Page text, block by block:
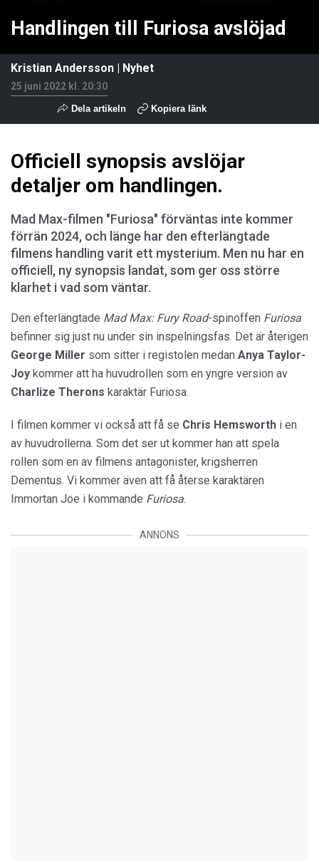
Handlingen till Furiosa avslöjad
Kristian Andersson | Nyhet
25 juni 2022 kl. 20:30
Dela artikeln Kopiera länk
Officiell synopsis avslöjar
detaljer om handlingen.
Mad Max-filmen "Furiosa" förväntas inte kommer
förrän 2024, och länge har den efterlängtade
filmens handling varit ett mysterium. Men nu har en
officiell, ny synopsis landat, som ger oss större
klarhet i vad som väntar.
Den efterlängtade Mad Max: Fury Road-spinoffen Furiosa
befinner sig just nu under sin inspelningsfas. Det är återigen
George Miller som sitter i registolen medan Anya Taylor-
Joy kommer att ha huvudrollen som en yngre version av
Charlize Therons karaktär Furiosa.
I filmen kommer vi också att få se Chris Hemsworth i en
av huvudrollerna. Som det ser ut kommer han att spela
rollen som en av filmens antagonister, krigsherren
Dementus. Vi kommer även att få återse karaktären
Immortan Joe i kommande Furiosa.
ANNONS